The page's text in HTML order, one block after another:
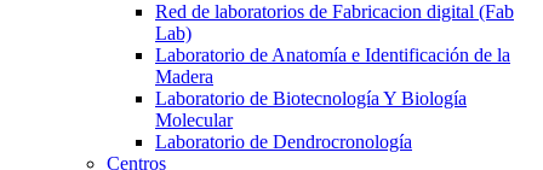
Red de laboratorios de Fabricacion digital (Fab
Lab)
Laboratorio de Anatomía e Identificación de la
Madera
Laboratorio de Biotecnología Y Biología
Molecular
Laboratorio de Dendrocronología
Centros